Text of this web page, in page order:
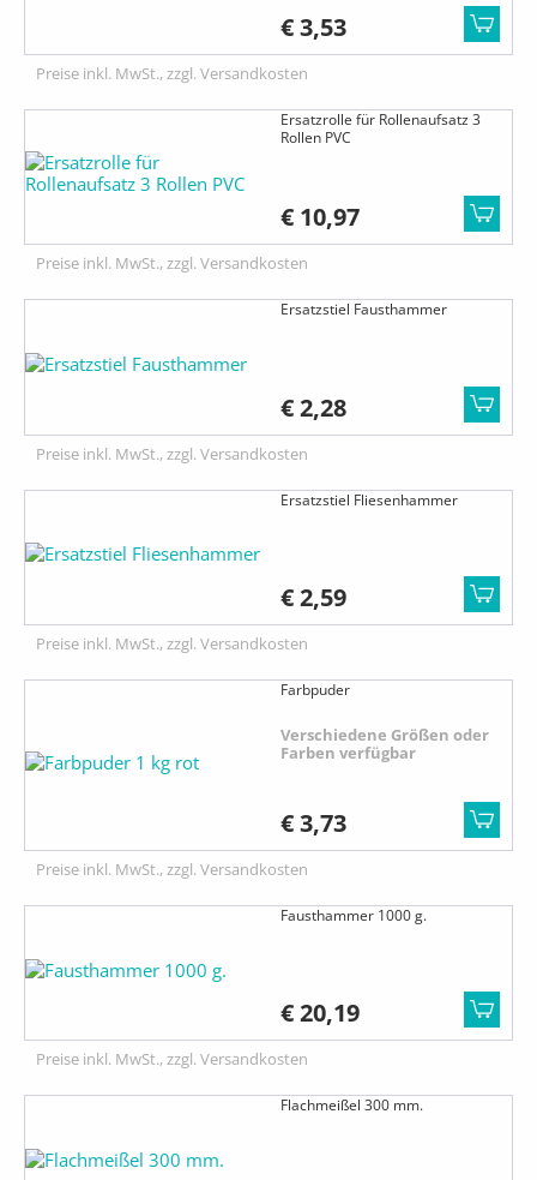
€ 3,53
Preise inkl. MwSt., zzgl. Versandkosten
Ersatzrolle für Rollenaufsatz 3
Rollen PVC
€ 10,97
Preise inkl. MwSt., zzgl. Versandkosten
Ersatzstiel Fausthammer
€ 2,28
Preise inkl. MwSt., zzgl. Versandkosten
Ersatzstiel Fliesenhammer
€ 2,59
Preise inkl. MwSt., zzgl. Versandkosten
Farbpuder
Verschiedene Größen oder
Farben verfügbar
€ 3,73
Preise inkl. MwSt., zzgl. Versandkosten
Fausthammer 1000 g.
€ 20,19
Preise inkl. MwSt., zzgl. Versandkosten
Flachmeißel 300 mm.